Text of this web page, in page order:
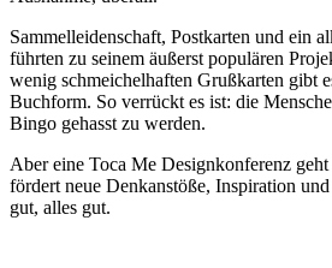
Sammelleidenschaft, Postkarten und ein
führten zu seinem äußerst populären
wenig schmeichelhaften Grußkarten gibt
Buchform. So verrückt es ist: die
Bingo gehasst zu werden.
Aber eine Toca Me Designkonferenz
fördert neue Denkanstöße, Inspiration
gut, alles gut.